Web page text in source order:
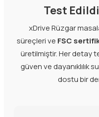
Test
xDrive Rüzgar
süreçleri ve FSC
üretilmiştir. Her detay
güven ve dayanıklılık
dostu bir